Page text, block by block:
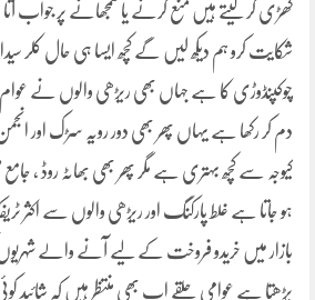
شکایت کرو ہم دیکھ لیں گے کچھ ایسا ہی حال کلر
چوکپنڈوڑی کا ہے جہاں بھی ریڑھی والوں نے عوام
دم کر رکھا ہے یہاں پھر بھی دور رویہ سڑک اور
کیوجہ سے کچھ بہتری ہے مگر پھر بھی بھاٹہ روڈ ،
ہو جاتا ہے غلط پارکنگ اور ریڑھی والوں سے
بازار میں خریدو فروخت کے لیے آنے والے شہریوں
پڑھتا ہے عوامی حلقے اب بھی منتظر ہیں کہ شائید